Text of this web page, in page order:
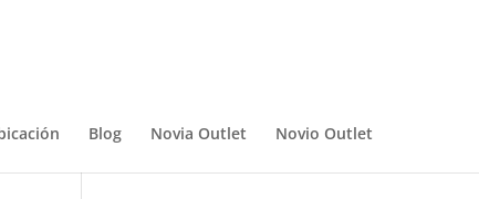
Blog Novia Outlet Novio Outlet